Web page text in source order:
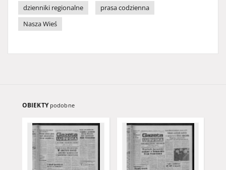
dzienniki regionalne
prasa codzienna
Nasza Wieś
OBIEKTY podobne